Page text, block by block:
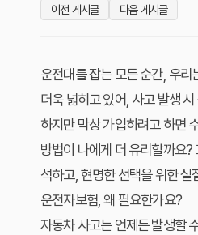
이전 게시글
다음 게시글
운전대를 잡는 모든 순간, 우
더욱 넓히고 있어, 사고 발생
하지만 막상 가입하려고 하면
방법이 나에게 더 유리할까요
석하고, 현명한 선택을 위한
운전자보험, 왜 필요한가요?
자동차 사고는 언제든 발생할